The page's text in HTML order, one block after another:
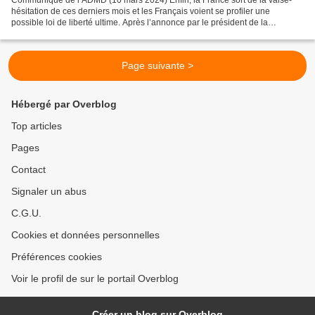
hésitation de ces derniers mois et les Français voient se profiler une
possible loi de liberté ultime. Après l’annonce par le président de la
Page suivante >
Hébergé par Overblog
Top articles
Pages
Contact
Signaler un abus
C.G.U.
Cookies et données personnelles
Préférences cookies
Voir le profil de sur le portail Overblog